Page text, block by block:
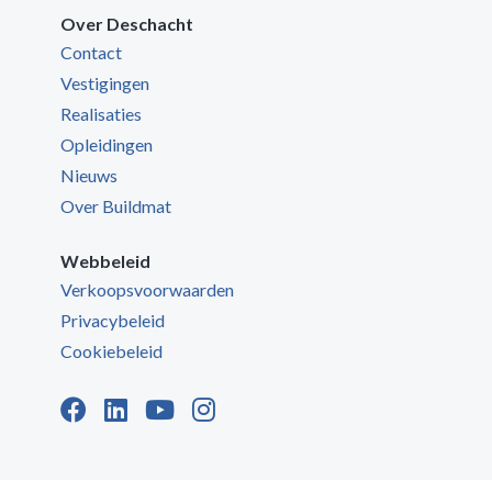
Over Deschacht
Contact
Vestigingen
Realisaties
Opleidingen
Nieuws
Over Buildmat
Webbeleid
Verkoopsvoorwaarden
Privacybeleid
Cookiebeleid